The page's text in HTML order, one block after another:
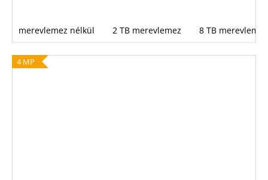
merevlemez nélkül 2 TB merevlemez 8 TB merevlemez
4 MP